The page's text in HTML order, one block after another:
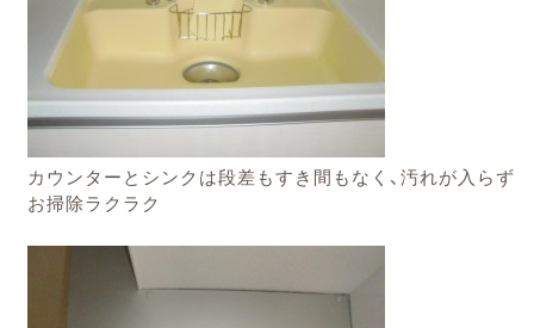
カウンターとシンクは段差もすき間もなく、汚れが入らず
お掃除ラクラク